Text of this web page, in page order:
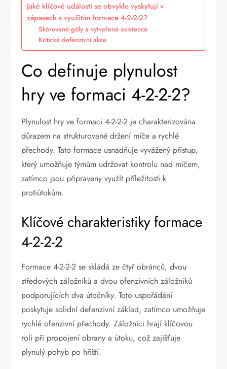
Jaké klíčové události se obvykle vyskytují v
zápasech s využitím formace 4-2-2-2?
Skórované góly a vytvořené asistence
Kritické defenzivní akce
Co definuje plynulost
hry ve formaci 4-2-2-2?
Plynulost hry ve formaci 4-2-2-2 je charakterizována
důrazem na strukturované držení míče a rychlé
přechody. Tato formace usnadňuje vyvážený přístup,
který umožňuje týmům udržovat kontrolu nad míčem,
zatímco jsou připraveny využít příležitosti k
protiútokům.
Klíčové charakteristiky formace
4-2-2-2
Formace 4-2-2-2 se skládá ze čtyř obránců, dvou
středových záložníků a dvou ofenzivních záložníků
podporujících dva útočníky. Toto uspořádání
poskytuje solidní defenzivní základ, zatímco umožňuje
rychlé ofenzivní přechody. Záložníci hrají klíčovou
roli při propojení obrany a útoku, což zajišťuje
plynulý pohyb po hřišti.